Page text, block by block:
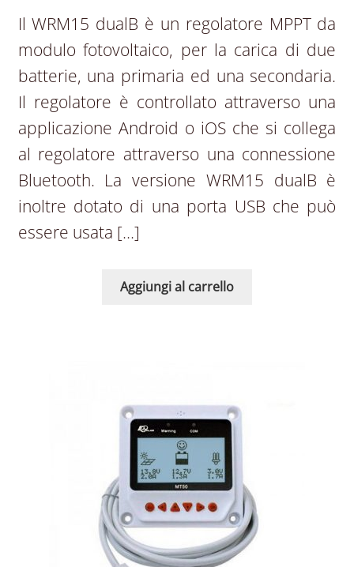
Il WRM15 dualB è un regolatore MPPT da
modulo fotovoltaico, per la carica di due
batterie, una primaria ed una secondaria.
Il regolatore è controllato attraverso una
applicazione Android o iOS che si collega
al regolatore attraverso una connessione
Bluetooth. La versione WRM15 dualB è
inoltre dotato di una porta USB che può
essere usata […]
Aggiungi al carrello